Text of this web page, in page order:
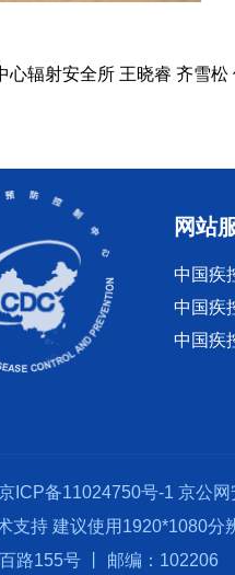
心辐射安全所 王晓睿 齐雪松
网站
中国疾
中国疾
中国疾
ICP备11024750号-1 京公网
支持 建议使用1920*1080分
路155号 丨 邮编：102206